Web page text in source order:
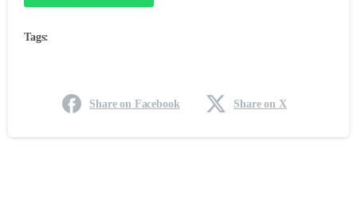
Tags:
Share on Facebook Share on X